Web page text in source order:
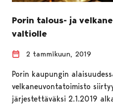
Porin talous- ja
valtiolle
2 tammikuun, 2019
Porin kaupungin
velkaneuvontatoimisto
järjestettäväksi 2.1.2019